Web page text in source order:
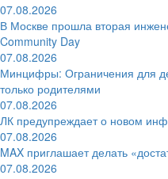
07.08.2026
В Москве прошла вторая
Community Day
07.08.2026
Минцифры: Ограничения для
только родителями
07.08.2026
ЛК предупреждает о новом
07.08.2026
MAX приглашает делать
07.08.2026